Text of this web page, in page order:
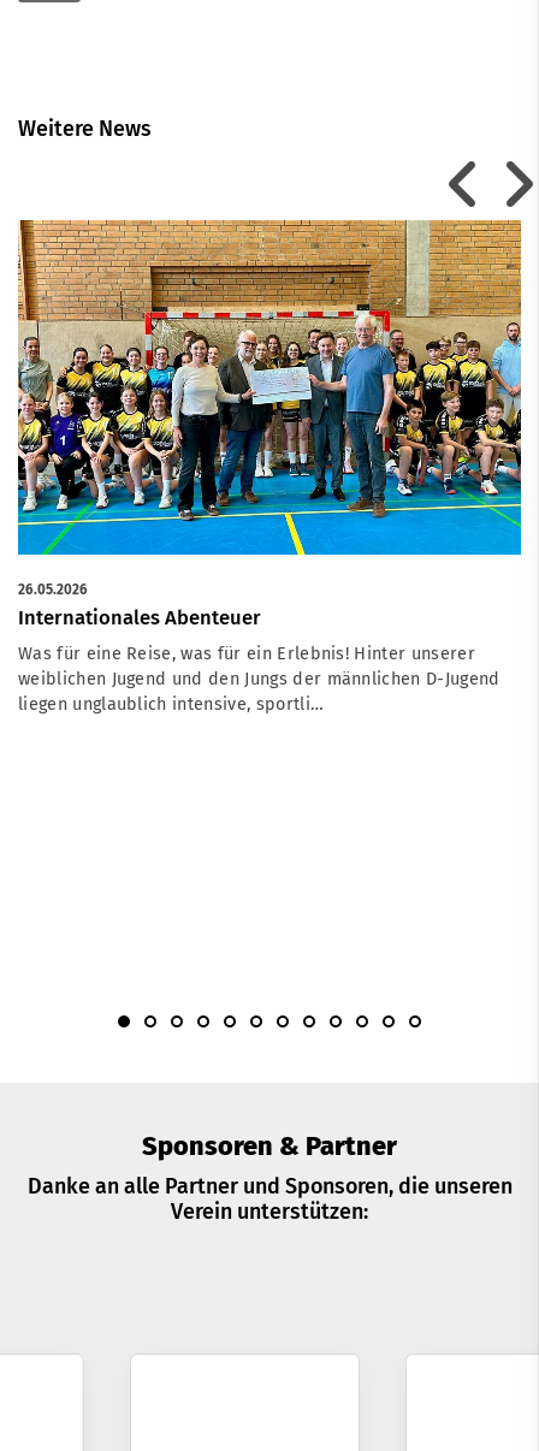
Weitere News
26.05.2026
Internationales Abenteuer
Was für eine Reise, was für ein Erlebnis! Hinter unserer
weiblichen Jugend und den Jungs der männlichen D-Jugend
liegen unglaublich intensive, sportli…
Sponsoren & Partner
Danke an alle Partner und Sponsoren, die unseren
Verein unterstützen: